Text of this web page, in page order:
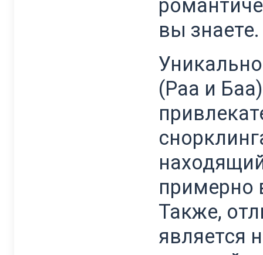
вы
(Раа и
примерно
Также,
является